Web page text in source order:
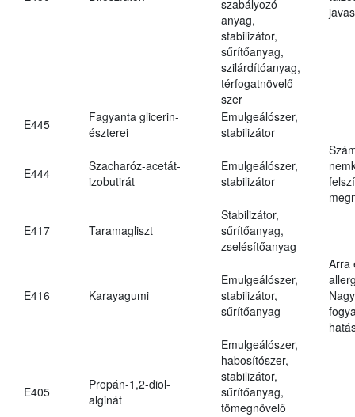
szabályozó
anyag,
stabilizátor,
sűrítőanyag,
szilárdítóanyag,
térfogatnövelő
szer
E445
Fagyanta glicerin-
észterei
Emulgeálószer,
stabilizátor
E444
Szacharóz-acetát-
izobutirát
Emulgeálószer,
stabilizátor
E417 Taramagliszt
Stabilizátor,
sűrítőanyag,
zselésítőanyag
E416 Karayagumi
Emulgeálószer,
stabilizátor,
sűrítőanyag
Arra
E405
Propán-1,2-diol-
alginát
Emulgeálószer,
habosítószer,
stabilizátor,
sűrítőanyag,
tömegnövelő